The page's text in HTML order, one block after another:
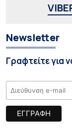
Newsletter
Γραφτείτε για